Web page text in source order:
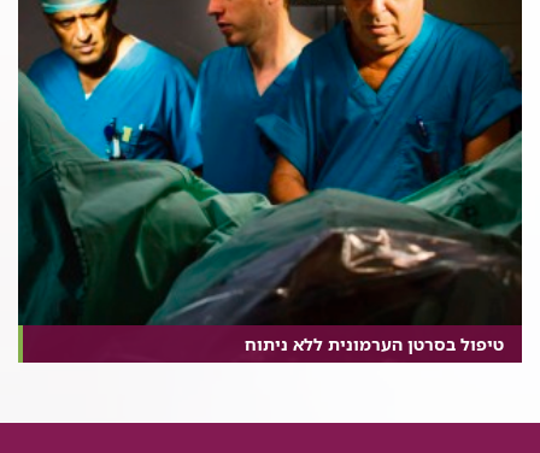
טיפול בסרטן הערמונית ללא ניתוח